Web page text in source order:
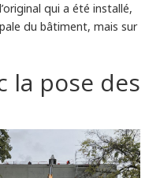
qui a été installé,
du bâtiment, mais sur
la pose des